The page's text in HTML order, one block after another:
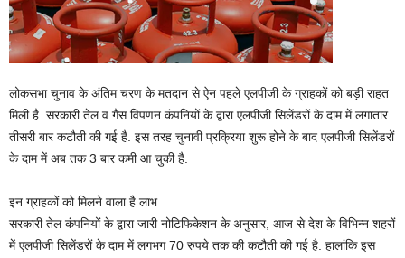
लोकसभा चुनाव के अंतिम चरण के मतदान से ऐन पहले एलपीजी के ग्राहकों को बड़ी राहत
मिली है. सरकारी तेल व गैस विपणन कंपनियों के द्वारा एलपीजी सिलेंडरों के दाम में लगातार
तीसरी बार कटौती की गई है. इस तरह चुनावी प्रक्रिया शुरू होने के बाद एलपीजी सिलेंडरों
के दाम में अब तक 3 बार कमी आ चुकी है.
इन ग्राहकों को मिलने वाला है लाभ
सरकारी तेल कंपनियों के द्वारा जारी नोटिफिकेशन के अनुसार, आज से देश के विभिन्न शहरों
में एलपीजी सिलेंडरों के दाम में लगभग 70 रुपये तक की कटौती की गई है. हालांकि इस